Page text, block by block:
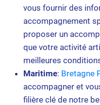
vous fournir des
accompagnement
proposer un
que votre activité
meilleures
Maritime: Bretagne
accompagner et
filière clé de notre